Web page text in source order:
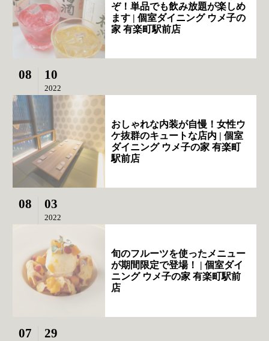
ぞ！単品でも飲み放題が楽しめ
ます | 個室ダイニング ウメ子の
家 有楽町駅前店
08 10
2022
おしゃれな内装が自慢！女性ウ
ケ抜群のキュートな店内 | 個室
ダイニング ウメ子の家 有楽町
駅前店
08 03
2022
旬のフルーツを使ったメニュー
が期間限定で登場！ | 個室ダイ
ニング ウメ子の家 有楽町駅前
店
07 29